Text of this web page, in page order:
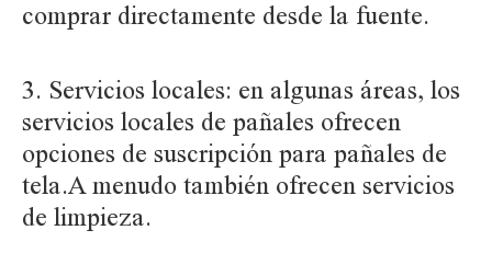
comprar directamente desde la fuente.
3. Servicios locales: en algunas áreas, los
servicios locales de pañales ofrecen
opciones de suscripción para pañales de
tela.A menudo también ofrecen servicios
de limpieza.